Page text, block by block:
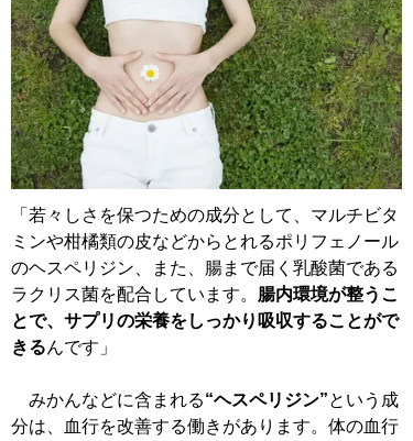
「若々しさを保つための成分として、マルチビタ
ミンや柑橘類の皮などからとれるポリフェノール
のヘスペリジン、また、腸まで届く乳酸菌である
ラクリス菌を配合しています。 腸内環境が整うこ
とで、サプリの栄養をしっかり吸収することがで
きるんです」
みかんなどに含まれる“ヘスペリジン”という成
分は、血行を改善する働きがあります。体の血行